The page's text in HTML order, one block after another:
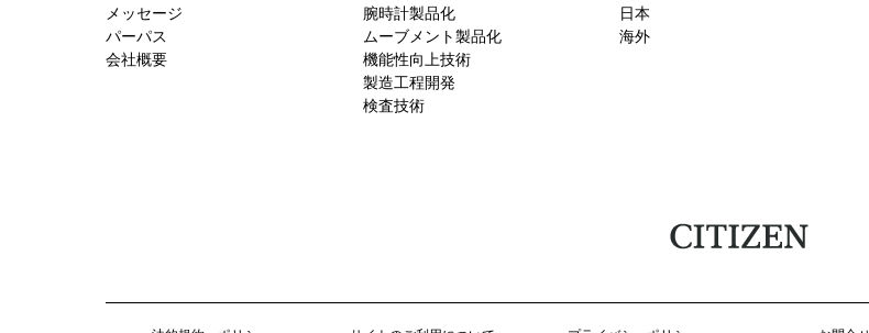
メッセージ
パーパス
会社概要
腕時計製品化
ムーブメント製品化
機能性向上技術
製造工程開発
検査技術
日本
海外